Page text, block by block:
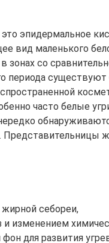
эпидермальное
вид маленького
со
периода существуют
часто белые
себореи,
изменением
для развития